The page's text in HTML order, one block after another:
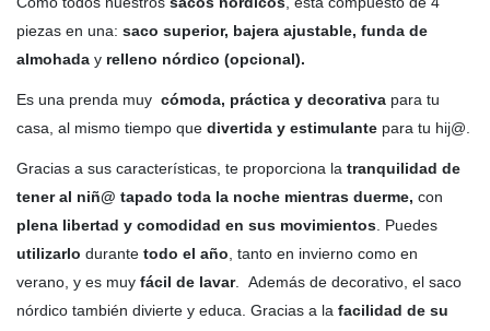
piezas en una: saco superior, bajera ajustable, funda de
almohada y relleno nórdico (opcional).
Es una prenda muy cómoda, práctica y decorativa para tu
casa, al mismo tiempo que divertida y estimulante para tu hij@.
Gracias a sus características, te proporciona la tranquilidad de
tener al niñ@ tapado toda la noche mientras duerme, con
plena libertad y comodidad en sus movimientos. Puedes
utilizarlo durante todo el año, tanto en invierno como en
verano, y es muy fácil de lavar. Además de decorativo, el saco
nórdico también divierte y educa. Gracias a la facilidad de su